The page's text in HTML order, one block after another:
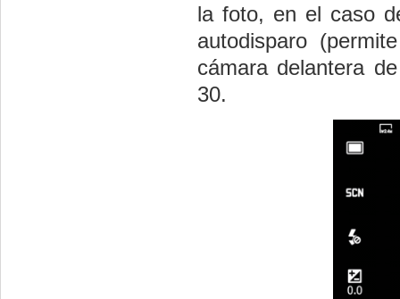
la foto, en el caso
autodisparo
cámara delantera
30.